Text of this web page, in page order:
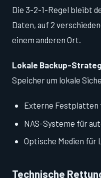
Die 3-2-1-Regel bleibt
Daten, auf 2
einem anderen Ort.
Lokale Backup-
Speicher um lokale
Externe Festplatten
NAS-Systeme für
Optische Medien für
Technische